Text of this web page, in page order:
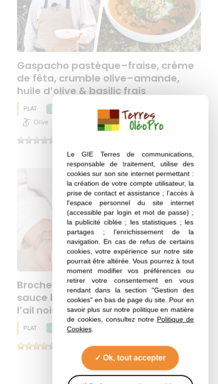
Le GIE Terres de communications,
responsable de traitement, utilise des
cookies sur son site internet permettant :
la création de votre compte utilisateur, la
prise de contact et assistance ; l’accès à
l'espace personnel du site internet
(accessible par login et mot de passe) ;
la publicité ciblée ; les statistiques ; les
partages ; l’enrichissement de la
navigation. En cas de refus de certains
cookies, votre expérience sur notre site
pourrait être altérée. Vous pourrez à tout
moment modifier vos préférences ou
retirer votre consentement en vous
rendant dans la section "Gestion des
cookies" en bas de page du site. Pour en
savoir plus sur notre politique en matière
de cookies, consultez notre Politique de
Cookies.
Ok, tout accepter
Gaspacho pastèque–fraise, crème
de fêta, crumble olive–amande,
huile d’olive & basilic frais
PLAT Eté Huile d'olive
Olive
Brochettes de poulpe & cochon,
sauce barbecue, black houmous à
l’ail noir
PLAT Printemps